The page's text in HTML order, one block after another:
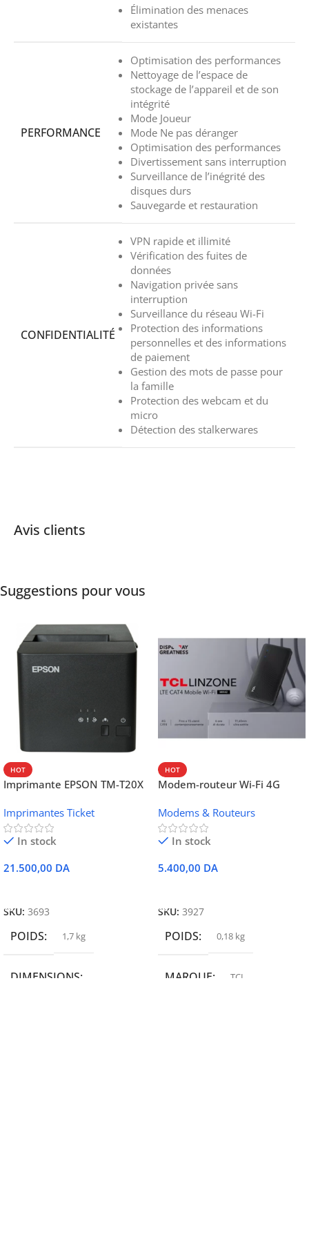
Élimination des menaces
existantes
PERFORMANCE
Optimisation des performances
Nettoyage de l’espace de
stockage de l’appareil et de son
intégrité
Mode Joueur
Mode Ne pas déranger
Optimisation des performances
Divertissement sans interruption
Surveillance de l’inégrité des
disques durs
Sauvegarde et restauration
CONFIDENTIALITÉ
VPN rapide et illimité
Vérification des fuites de
données
Navigation privée sans
interruption
Surveillance du réseau Wi-Fi
Protection des informations
personnelles et des informations
de paiement
Gestion des mots de passe pour
la famille
Protection des webcam et du
micro
Détection des stalkerwares
Avis clients
Suggestions pour vous
HOT
Imprimante EPSON TM-T20X
Ethernet
Imprimantes Ticket
In stock
21.500,00 DA
SKU: 3693
POIDS 1,7 kg
DIMENSIONS
HOT
Modem-routeur Wi-Fi 4G
Modems & Routeurs
In stock
5.400,00 DA
SKU: 3927
POIDS 0,18 kg
MARQUE TCL